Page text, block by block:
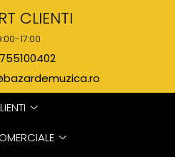
CLIENTI
17:00